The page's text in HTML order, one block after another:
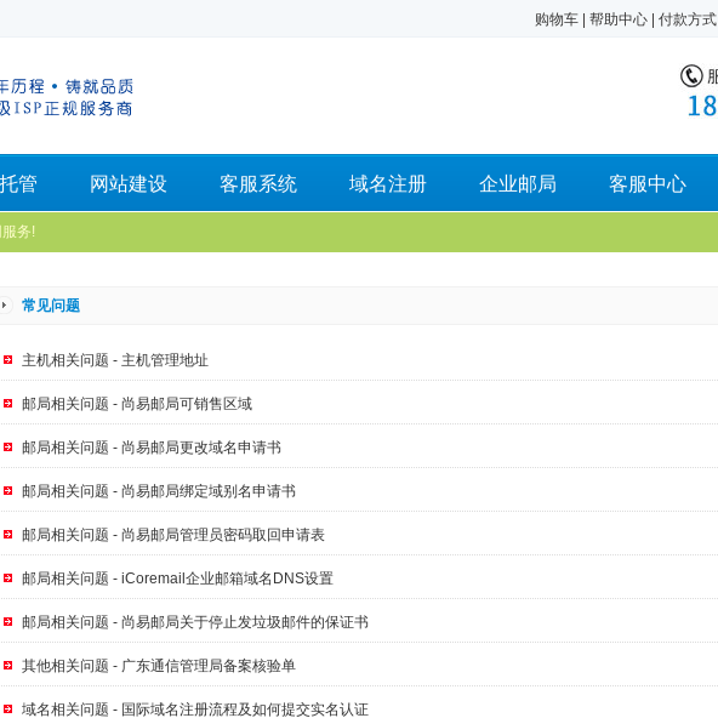
购物车 帮助中心 付款方式
管 网站建设 客服系统 域名注册 企业邮局 客服中心
务!
常见问题
主机相关问题 - 主机管理地址
邮局相关问题 - 尚易邮局可销售区域
邮局相关问题 - 尚易邮局更改域名申请书
邮局相关问题 - 尚易邮局绑定域别名申请书
邮局相关问题 - 尚易邮局管理员密码取回申请表
邮局相关问题 - iCoremail企业邮箱域名DNS设置
邮局相关问题 - 尚易邮局关于停止发垃圾邮件的保证书
其他相关问题 - 广东通信管理局备案核验单
域名相关问题 - 国际域名注册流程及如何提交实名认证